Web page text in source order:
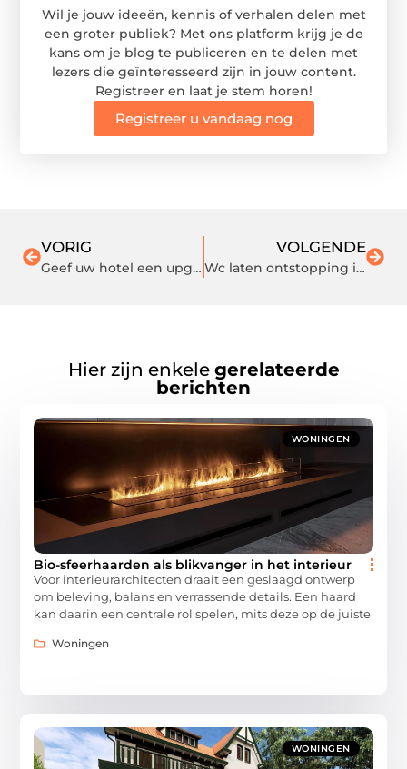
Wil je jouw ideeën, kennis of verhalen delen met
een groter publiek? Met ons platform krijg je de
kans om je blog te publiceren en te delen met
lezers die geïnteresseerd zijn in jouw content.
Registreer en laat je stem horen!
Registreer u vandaag nog
VORIG
Geef uw hotel een upgrade met een design inrichting
VOLGENDE
Wc laten ontstopping in Utrecht
Hier zijn enkele gerelateerde
berichten
WONINGEN
Bio-sfeerhaarden als blikvanger in het interieur
Voor interieurarchitecten draait een geslaagd ontwerp
om beleving, balans en verrassende details. Een haard
kan daarin een centrale rol spelen, mits deze op de juiste
Woningen
WONINGEN